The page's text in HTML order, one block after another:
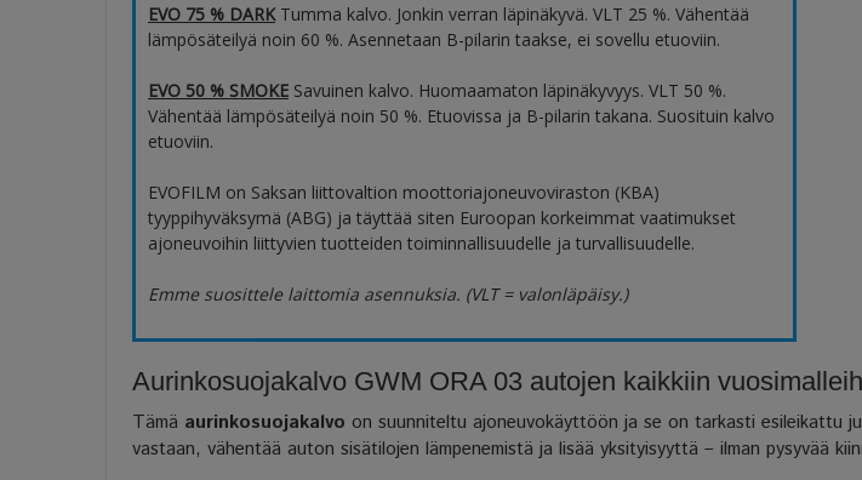
EVO 75 % DARKTumma kalvo. Jonkin verran läpinäkyvä. VLT 25 %. Vähentää
lämpösäteilyä noin 60 %. Asennetaan B-pilarin taakse, ei sovellu etuoviin.
EVO 50 % SMOKE Savuinen kalvo. Huomaamaton läpinäkyvyys. VLT 50 %.
Vähentää lämpösäteilyä noin 50 %. Etuovissa ja B-pilarin takana. Suosituin kalvo
etuoviin.
EVOFILM on Saksan liittovaltion moottoriajoneuvoviraston (KBA)
tyyppihyväksymä (ABG) ja täyttää siten Euroopan korkeimmat vaatimukset
ajoneuvoihin liittyvien tuotteiden toiminnallisuudelle ja turvallisuudelle.
Emme suosittele laittomia asennuksia. (VLT = valonläpäisy.)
Aurinkosuojakalvo GWM ORA 03 autojen kaikkiin
Tämä aurinkosuojakalvo on suunniteltu ajoneuvokäyttöön ja se on tarkasti esileikattu
vastaan, vähentää auton sisätilojen lämpenemistä ja lisää yksityisyyttä – ilman pysyvää